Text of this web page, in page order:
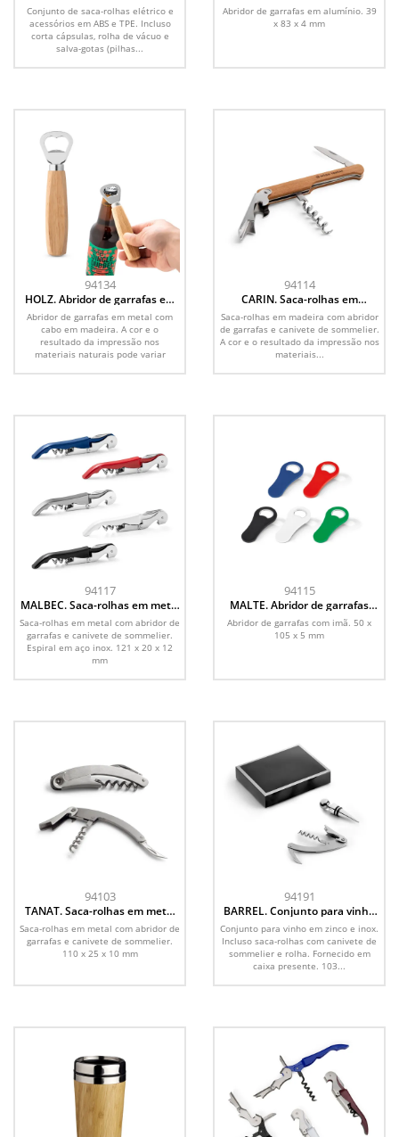
rolhas elétrico e acessórios em
ABS e TPE
Conjunto de saca-rolhas elétrico e
acessórios em ABS e TPE. Incluso
corta cápsulas, rolha de vácuo e
salva-gotas (pilhas...
em alumínio
Abridor de garrafas em alumínio. 39
x 83 x 4 mm
94134
HOLZ. Abridor de garrafas em
metal com cabo em madeira
Abridor de garrafas em metal com
cabo em madeira. A cor e o
resultado da impressão nos
materiais naturais pode variar
94114
CARIN. Saca-rolhas em
madeira com abridor de garrafa
e canivete de sommelier
Saca-rolhas em madeira com abridor
de garrafas e canivete de sommelier.
A cor e o resultado da impressão nos
materiais...
94117
MALBEC. Saca-rolhas em metal
com abridor de garrafas e
canivete de sommelier
Saca-rolhas em metal com abridor de
garrafas e canivete de sommelier.
Espiral em aço inox. 121 x 20 x 12
mm
94115
MALTE. Abridor de garrafas
com imã
Abridor de garrafas com imã. 50 x
105 x 5 mm
94103
TANAT. Saca-rolhas em metal
com abridor de garrafa
Saca-rolhas em metal com abridor de
garrafas e canivete de sommelier.
110 x 25 x 10 mm
94191
BARREL. Conjunto para vinho
em zinco e inox
Conjunto para vinho em zinco e inox.
Incluso saca-rolhas com canivete de
sommelier e rolha. Fornecido em
caixa presente. 103...